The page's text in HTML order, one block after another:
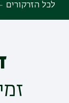
לכל הזרקורים